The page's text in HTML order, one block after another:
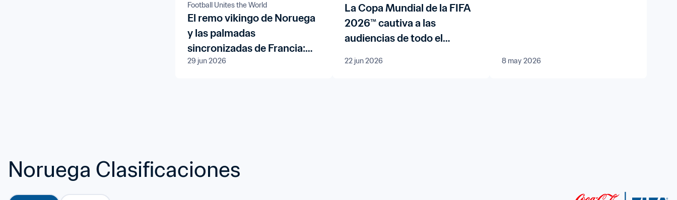
Football Unites the World
El remo vikingo de Noruega
y las palmadas
sincronizadas de Francia:
dos grupos de aficionados y
29 jun 2026
La Copa Mundial de la FIFA
2026™ cautiva a las
audiencias de todo el
22 jun 2026 8 may 2026
Noruega Clasificaciones